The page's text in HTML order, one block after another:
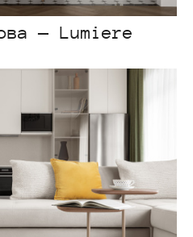
— Lumiere